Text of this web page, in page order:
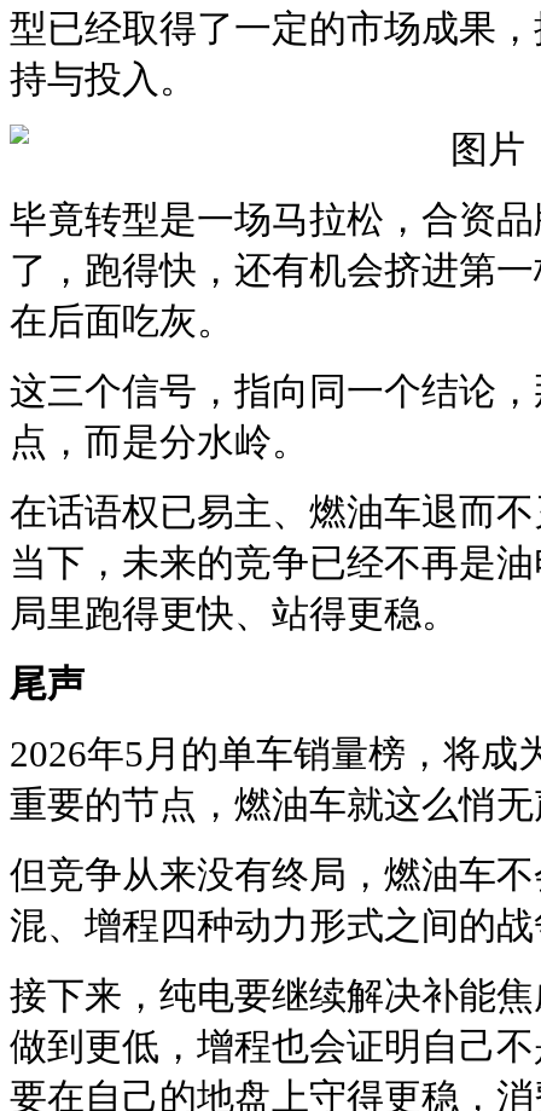
型已经取得了一定的市场成果
持与投入。
毕竟转型是一场马拉松，合资
了，跑得快，还有机会挤进第
在后面吃灰。
这三个信号，指向同一个结论
点，而是分水岭。
在话语权已易主、燃油车退而
当下，未来的竞争已经不再是
局里跑得更快、站得更稳。
尾声
2026年5月的单车销量榜，将成
重要的节点，燃油车就这么悄
但竞争从来没有终局，燃油车
混、增程四种动力形式之间的
接下来，纯电要继续解决补能
做到更低，增程也会证明自己
要在自己的地盘上守得更稳，